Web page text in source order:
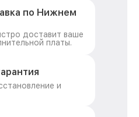
по Нижнем
доставит ваше
платы.
и